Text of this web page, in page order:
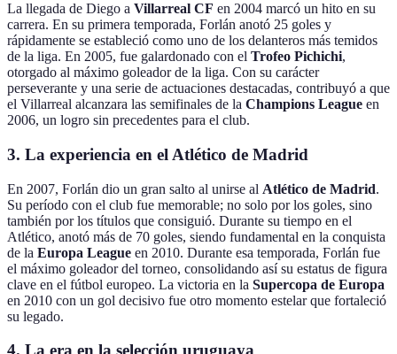
La llegada de Diego a Villarreal CF en 2004 marcó un hito en su
carrera. En su primera temporada, Forlán anotó 25 goles y
rápidamente se estableció como uno de los delanteros más temidos
de la liga. En 2005, fue galardonado con el Trofeo Pichichi,
otorgado al máximo goleador de la liga. Con su carácter
perseverante y una serie de actuaciones destacadas, contribuyó a que
el Villarreal alcanzara las semifinales de la Champions League en
2006, un logro sin precedentes para el club.
3. La experiencia en el Atlético de Madrid
En 2007, Forlán dio un gran salto al unirse al Atlético de Madrid.
Su período con el club fue memorable; no solo por los goles, sino
también por los títulos que consiguió. Durante su tiempo en el
Atlético, anotó más de 70 goles, siendo fundamental en la conquista
de la Europa League en 2010. Durante esa temporada, Forlán fue
el máximo goleador del torneo, consolidando así su estatus de figura
clave en el fútbol europeo. La victoria en la Supercopa de Europa
en 2010 con un gol decisivo fue otro momento estelar que fortaleció
su legado.